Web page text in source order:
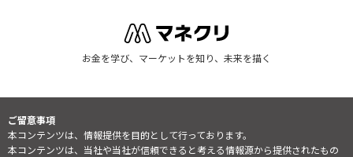
お金を学び、マーケットを知り、未来を描く
ご留意事項
本コンテンツは、情報提供を目的として行っております。
本コンテンツは、当社や当社が信頼できると考える情報源から提供されたもの